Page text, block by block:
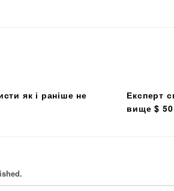
як і раніше не
Експерт
вище $